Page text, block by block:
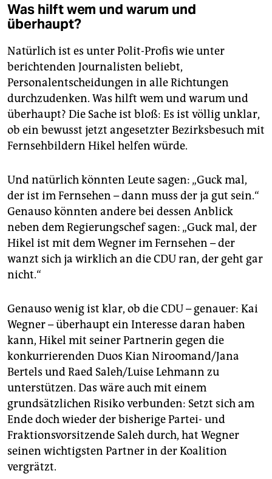
Was hilft wem und warum und
überhaupt?
Natürlich ist es unter Polit-Profis wie unter
berichtenden Journalisten beliebt,
Personalentscheidungen in alle Richtungen
durchzudenken. Was hilft wem und warum und
überhaupt? Die Sache ist bloß: Es ist völlig unklar,
ob ein bewusst jetzt angesetzter Bezirksbesuch mit
Fernsehbildern Hikel helfen würde.
Und natürlich könnten Leute sagen: „Guck mal,
der ist im Fernsehen – dann muss der ja gut sein.“
Genauso könnten andere bei dessen Anblick
neben dem Regierungschef sagen: „Guck mal, der
Hikel ist mit dem Wegner im Fernsehen – der
wanzt sich ja wirklich an die CDU ran, der geht gar
nicht.“
Genauso wenig ist klar, ob die CDU – genauer: Kai
Wegner – überhaupt ein Interesse daran haben
kann, Hikel mit seiner Partnerin gegen die
konkurrierenden Duos Kian Niroomand/Jana
Bertels und Raed Saleh/Luise Lehmann zu
unterstützen. Das wäre auch mit einem
grundsätzlichen Risiko verbunden: Setzt sich am
Ende doch wieder der bisherige Partei- und
Fraktionsvorsitzende Saleh durch, hat Wegner
seinen wichtigsten Partner in der Koalition
vergrätzt.